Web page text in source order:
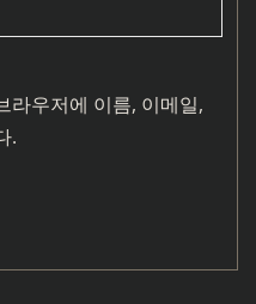
라우저에 이름, 이메일,
.